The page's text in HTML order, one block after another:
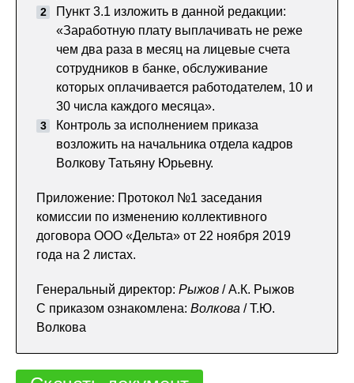
Пункт 3.1 изложить в данной редакции:
«Заработную плату выплачивать не реже
чем два раза в месяц на лицевые счета
сотрудников в банке, обслуживание
которых оплачивается работодателем, 10 и
30 числа каждого месяца».
Контроль за исполнением приказа
возложить на начальника отдела кадров
Волкову Татьяну Юрьевну.
Приложение: Протокол №1 заседания
комиссии по изменению коллективного
договора ООО «Дельта» от 22 ноября 2019
года на 2 листах.
Генеральный директор: Рыжов / А.К. Рыжов
С приказом ознакомлена: Волкова / Т.Ю.
Волкова